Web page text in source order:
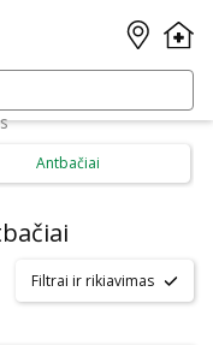
Antbačiai
Filtrai ir rikiavimas